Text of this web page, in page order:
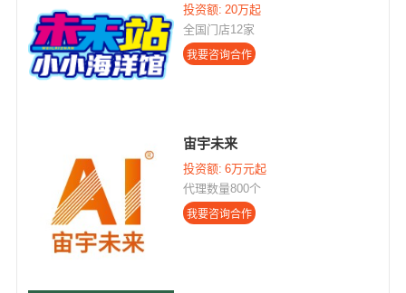
投资额: 20万起
全国门店12家
宙宇未来
投资额: 6万元起
代理数量800个